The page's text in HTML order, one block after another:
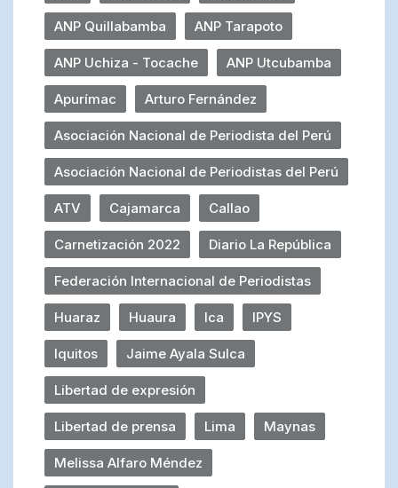
ANP Quillabamba ANP Tarapoto
ANP Uchiza - Tocache ANP Utcubamba
Apurímac Arturo Fernández
Asociación Nacional de Periodista del Perú
Asociación Nacional de Periodistas del Perú
ATV Cajamarca Callao
Carnetización 2022 Diario La República
Federación Internacional de Periodistas
Huaraz Huaura Ica IPYS
Iquitos Jaime Ayala Sulca
Libertad de expresión
Libertad de prensa Lima Maynas
Melissa Alfaro Méndez